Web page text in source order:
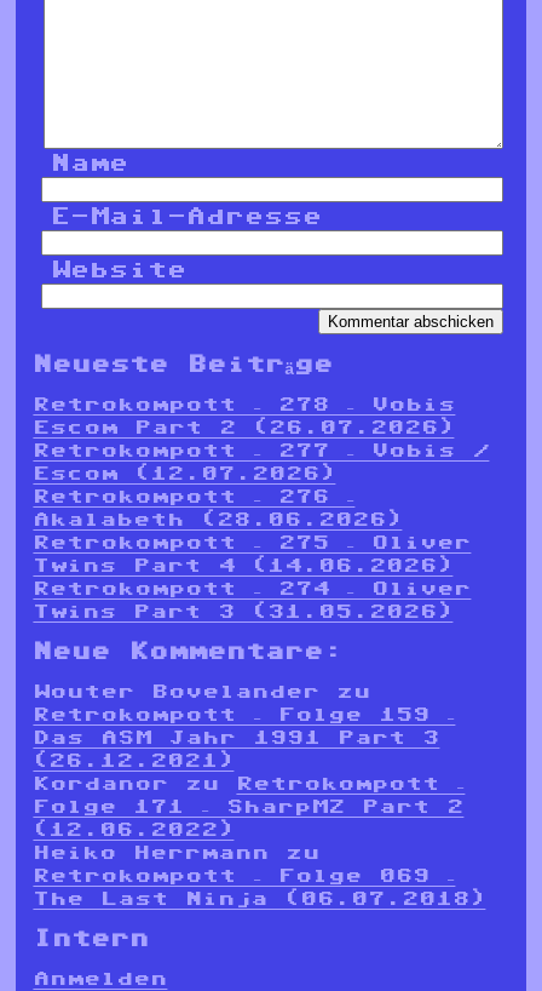
Name
E-Mail-Adresse
Website
Neueste Beiträge
Retrokompott – 278 – Vobis
Escom Part 2 (26.07.2026)
Retrokompott – 277 – Vobis /
Escom (12.07.2026)
Retrokompott – 276 –
Akalabeth (28.06.2026)
Retrokompott – 275 – Oliver
Twins Part 4 (14.06.2026)
Retrokompott – 274 – Oliver
Twins Part 3 (31.05.2026)
Neue Kommentare:
Wouter Bovelander zu
Retrokompott – Folge 159 –
Das ASM Jahr 1991 Part 3
(26.12.2021)
Kordanor zu
Retrokompott –
Folge 171 – SharpMZ Part 2
(12.06.2022)
Heiko Herrmann zu
Retrokompott – Folge 069 –
The Last Ninja (06.07.2018)
Intern
Anmelden